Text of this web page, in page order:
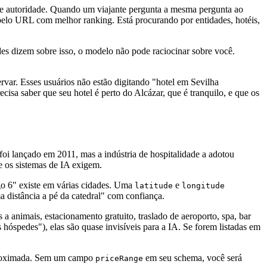
Quando um viajante pergunta a mesma pergunta ao
URL com melhor ranking. Está procurando por entidades, hotéis,
dizem sobre isso, o modelo não pode raciocinar sobre você.
Esses usuários não estão digitando "hotel em Sevilha
saber que seu hotel é perto do Alcázar, que é tranquilo, e que os
lançado em 2011, mas a indústria de hospitalidade a adotou
os sistemas de IA exigem.
6" existe em várias cidades. Uma latitude e longitude
distância a pé da catedral" com confiança.
animais, estacionamento gratuito, traslado de aeroporto, spa, bar
elas são quase invisíveis para a IA. Se forem listadas em
Sem um campo priceRange em seu schema, você será